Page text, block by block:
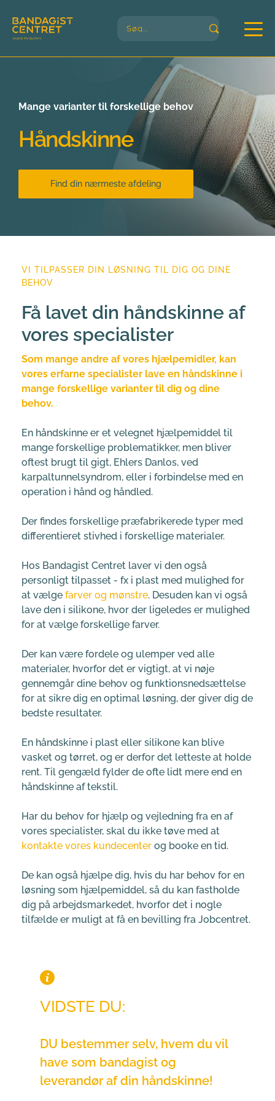
Søg...
Mange varianter til forskellige behov
Håndskinne
Find din nærmeste afdeling
VI TILPASSER DIN LØSNING TIL DIG OG DINE
BEHOV
Få lavet din håndskinne af
vores specialister
Som mange andre af vores hjælpemidler, kan
vores erfarne specialister lave en håndskinne i
mange forskellige varianter til dig og dine
behov.
En håndskinne er et velegnet hjælpemiddel til
mange forskellige problematikker, men bliver
oftest brugt til gigt, Ehlers Danlos, ved
karpaltunnelsyndrom, eller i forbindelse med en
operation i hånd og håndled.
Der findes forskellige præfabrikerede typer med
differentieret stivhed i forskellige materialer.
Hos Bandagist Centret laver vi den også
personligt tilpasset - fx i plast med mulighed for
at vælge farver og mønstre. Desuden kan vi også
lave den i silikone, hvor der ligeledes er mulighed
for at vælge forskellige farver.
Der kan være fordele og ulemper ved alle
materialer, hvorfor det er vigtigt, at vi nøje
gennemgår dine behov og funktionsnedsættelse
for at sikre dig en optimal løsning, der giver dig de
bedste resultater.
En håndskinne i plast eller silikone kan blive
vasket og tørret, og er derfor det letteste at holde
rent. Til gengæld fylder de ofte lidt mere end en
håndskinne af tekstil.
Har du behov for hjælp og vejledning fra en af
kontakte vores kundecenter og booke en tid.
De kan også hjælpe dig, hvis du har behov for en
løsning som hjælpemiddel, så du kan fastholde
dig på arbejdsmarkedet, hvorfor det i nogle
tilfælde er muligt at få en bevilling fra Jobcentret.
VIDSTE DU:
DU bestemmer selv, hvem du vil
have som bandagist og
leverandør af din håndskinne!